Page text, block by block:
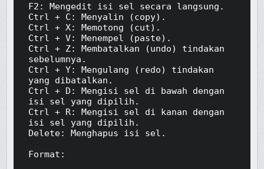
F2: Mengedit isi sel secara langsung.
Ctrl + C: Menyalin (copy).
Ctrl + X: Memotong (cut).
Ctrl + V: Menempel (paste).
Ctrl + Z: Membatalkan (undo) tindakan
sebelumnya.
Ctrl + Y: Mengulang (redo) tindakan
yang dibatalkan.
Ctrl + D: Mengisi sel di bawah dengan
isi sel yang dipilih.
Ctrl + R: Mengisi sel di kanan dengan
isi sel yang dipilih.
Delete: Menghapus isi sel.
Format: